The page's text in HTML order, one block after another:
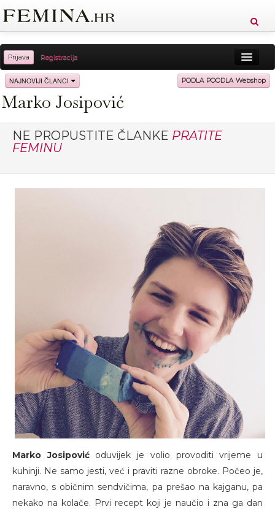
Prijava Registracija
Sreća Zdravlje Vitkost
Moda Ljubav Relax
Proizvodi Knjige Cool
NAJNOVIJI ČLANCI PODLA POODLA Webshop
Marko Josipović
NE PROPUSTITE ČLANKE PRATITE
FEMINU
Marko Josipovićoduvijek je volio provoditi vrijeme u
kuhinji. Ne samo jesti, već i praviti razne obroke. Počeo je,
naravno, s običnim sendvičima, pa prešao na kajganu, pa
nekako na kolače. Prvi recept koji je naučio i zna ga dan